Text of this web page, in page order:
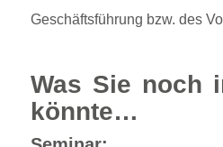
Geschäftsführung bzw. des
Was Sie noch
könnte…